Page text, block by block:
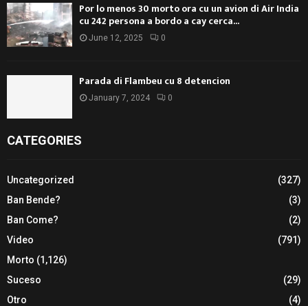
Por lo menos 30 morto ora cu un avion di Air India
cu 242 persona a bordo a cay cerca...
June 12, 2025 0
Parada di Flambeu cu 8 detencion
January 7, 2024 0
CATEGORIES
Uncategorized
(327)
Ban Bende?
(3)
Ban Come?
(2)
Video
(791)
Morto (1,126)
Suceso
(29)
Otro
(4)